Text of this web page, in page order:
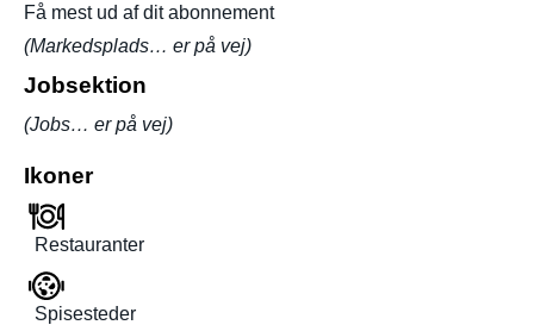
Få mest ud af dit abonnement
(Markedsplads… er på vej)
Jobsektion
(Jobs… er på vej)
Ikoner
Restauranter
Spisesteder